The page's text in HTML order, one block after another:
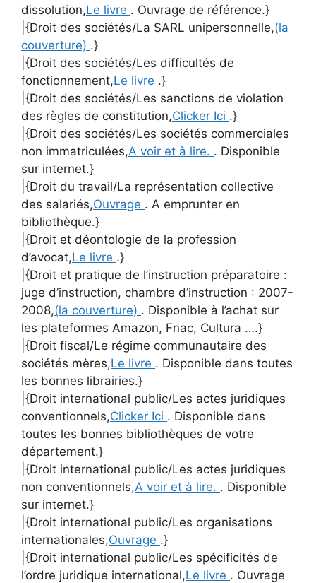
dissolution,Le livre . Ouvrage de référence.}
|{Droit des sociétés/La SARL unipersonnelle,(la
couverture) .}
|{Droit des sociétés/Les difficultés de
fonctionnement,Le livre .}
|{Droit des sociétés/Les sanctions de violation
des règles de constitution,Clicker Ici .}
|{Droit des sociétés/Les sociétés commerciales
non immatriculées,A voir et à lire. . Disponible
sur internet.}
|{Droit du travail/La représentation collective
des salariés,Ouvrage . A emprunter en
bibliothèque.}
|{Droit et déontologie de la profession
d’avocat,Le livre .}
|{Droit et pratique de l’instruction préparatoire :
juge d’instruction, chambre d’instruction : 2007-
2008,(la couverture) . Disponible à l’achat sur
les plateformes Amazon, Fnac, Cultura ….}
|{Droit fiscal/Le régime communautaire des
sociétés mères,Le livre . Disponible dans toutes
les bonnes librairies.}
|{Droit international public/Les actes juridiques
conventionnels,Clicker Ici . Disponible dans
toutes les bonnes bibliothèques de votre
département.}
|{Droit international public/Les actes juridiques
non conventionnels,A voir et à lire. . Disponible
sur internet.}
|{Droit international public/Les organisations
internationales,Ouvrage .}
|{Droit international public/Les spécificités de
l’ordre juridique international,Le livre . Ouvrage